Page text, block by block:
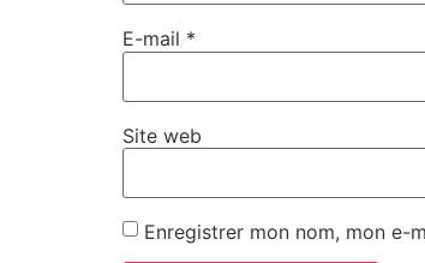
E-mail *
Site web
Enregistrer mon nom, mon e-